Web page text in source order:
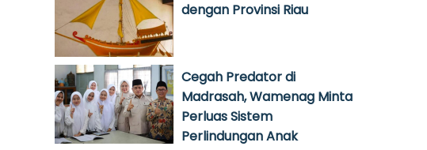
dengan Provinsi Riau
Cegah Predator di
Madrasah, Wamenag Minta
Perluas Sistem
Perlindungan Anak